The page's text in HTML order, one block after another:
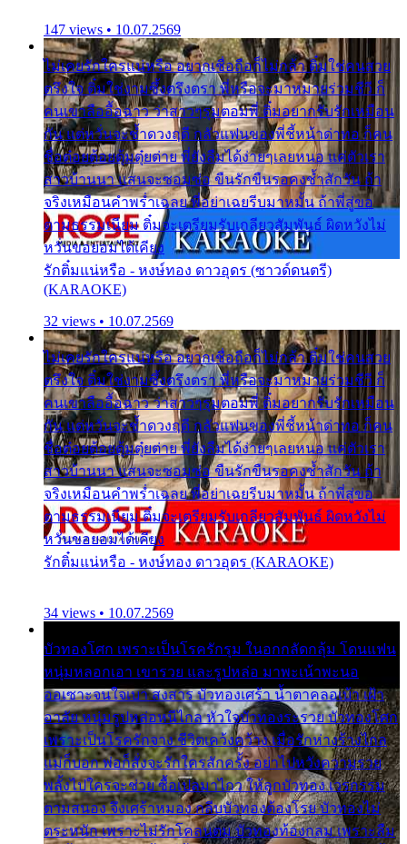
147 views • 10.07.2569
ไม่เคยรักใครแน่หรือ อยากเชื่อถือก็ไม่กล้า ติ๋มใช่คนสวย
ตรึงใจ ติ๋มใช่งามซึ้งตรึงตรา พี่หรือจะมาหมายร่วมชีวี ก็
คนเขาลืออื้อฉาว ว่าสาวๆรุมตอมพี่ ติ๋มอยากรับรักเหมือน
กัน แต่หวั่นจะช้ำดวงฤดี กลัวแฟนของพี่ชี้หน้าด่าทอ ก็คน
ชื่อต๋อยต้อยตุ้มตุ๋ยต่าย พี่ยังลืมได้ง่ายๆเลยหนอ แค่ตัวเรา
สาวบ้านนา แสนจะซอมซ่อ ขืนรักขืนรอคงช้ำสักวัน ถ้า
จริงเหมือนคำพร่ำเฉลย พี่อย่าเฉยรีบมาหมั้น ถ้าพี่สู่ขอ
ตามธรรมเนียม ติ๋มจะเตรียมรับเกลียวสัมพันธ์ ผิดหวังไม่
หวั่นขอยอมได้เคียง
รักติ๋มแน่หรือ - หงษ์ทอง ดาวอุดร (ซาวด์ดนตรี)
(KARAOKE)
32 views • 10.07.2569
ไม่เคยรักใครแน่หรือ อยากเชื่อถือก็ไม่กล้า ติ๋มใช่คนสวย
ตรึงใจ ติ๋มใช่งามซึ้งตรึงตรา พี่หรือจะมาหมายร่วมชีวี ก็
คนเขาลืออื้อฉาว ว่าสาวๆรุมตอมพี่ ติ๋มอยากรับรักเหมือน
กัน แต่หวั่นจะช้ำดวงฤดี กลัวแฟนของพี่ชี้หน้าด่าทอ ก็คน
ชื่อต๋อยต้อยตุ้มตุ๋ยต่าย พี่ยังลืมได้ง่ายๆเลยหนอ แค่ตัวเรา
สาวบ้านนา แสนจะซอมซ่อ ขืนรักขืนรอคงช้ำสักวัน ถ้า
จริงเหมือนคำพร่ำเฉลย พี่อย่าเฉยรีบมาหมั้น ถ้าพี่สู่ขอ
ตามธรรมเนียม ติ๋มจะเตรียมรับเกลียวสัมพันธ์ ผิดหวังไม่
หวั่นขอยอมได้เคียง
รักติ๋มแน่หรือ - หงษ์ทอง ดาวอุดร (KARAOKE)
34 views • 10.07.2569
บัวทองโศก เพราะเป็นโรครักรุม ในอกกลัดกลุ้ม โดนแฟน
หนุ่มหลอกเอา เขารวย และรูปหล่อ มาพะเน้าพะนอ
ออเซาะจนใจเบา สงสาร บัวทองเศร้า น้ำตาคลอเบ้า เฝ้า
อาลัย หนุ่มรูปหล่อหนีไกล หัวใจบัวทองระรวย บัวทองโศก
เพราะเป็นโรครักจาง ชีวิตเคว้งคว้าง เมื่อรักห่างร้างไกล
แม่ก็บอก พ่อก็สั่งจะรักใครสักครั้ง อย่าไปหวังความรวย
พลั้งไปใครจะช่วย ซื้อเปลมาไกว ให้ลูกบัวทอง เวรกรรม
ตามสนอง จึงเศร้าหมอง กลีบบัวทองต้องโรย บัวทองไม่
ตระหนัก เพราะไม่รักโคลนตม บัวทองท้องกลม เพราะลืม